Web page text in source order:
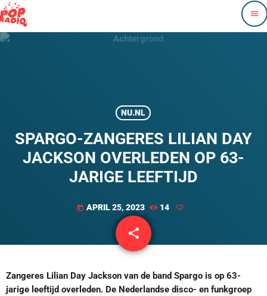
menu
NU.NL
SPARGO-ZANGERES LILIAN DAY
JACKSON OVERLEDEN OP 63-
JARIGE LEEFTIJD
today APRIL 25, 2023 14
share
email
Zangeres Lilian Day Jackson van de band Spargo is op 63-
jarige leeftijd overleden. De Nederlandse disco- en funkgroep